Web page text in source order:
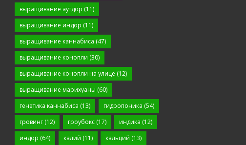
выращивание аутдор (11)
выращивание индор (11)
выращивание каннабиса (47)
выращивание конопли (30)
выращивание конопли на улице (12)
выращивание марихуаны (60)
генетика каннабиса (13) гидропоника (54)
гровинг (12) гроубокс(17) индика (12)
индор (64) калий (11) кальций (13)